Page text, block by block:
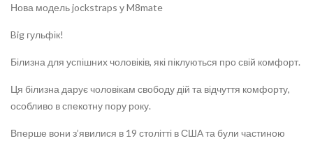
Нова модель jockstraps у M8mate
Big гульфік!
Білизна для успішних чоловіків, які піклуються про свій комфорт.
Ця білизна дарує чоловікам свободу дій та відчуття комфорту,
особливо в спекотну пору року.
Вперше вони з’явилися в 19 столітті в США та були частиною